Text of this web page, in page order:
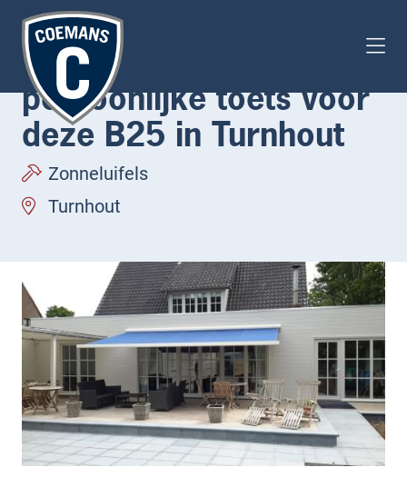
Vakantieblauw als
persoonlijke toets voor
deze B25 in Turnhout
Zonneluifels
Turnhout